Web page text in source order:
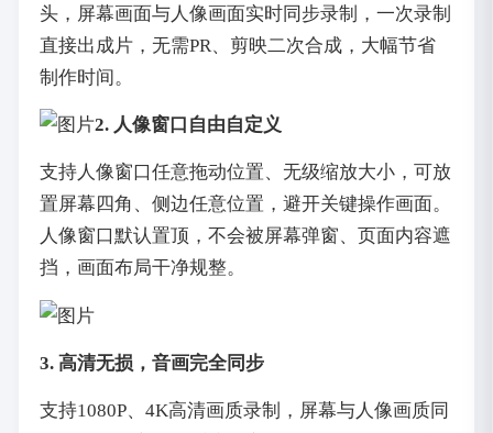
头，屏幕画面与人像画面实时同步录制，一次录制
直接出成片，无需PR、剪映二次合成，大幅节省
制作时间。
2. 人像窗口自由自定义
支持人像窗口任意拖动位置、无级缩放大小，可放
置屏幕四角、侧边任意位置，避开关键操作画面。
人像窗口默认置顶，不会被屏幕弹窗、页面内容遮
挡，画面布局干净规整。
3. 高清无损，音画完全同步
支持1080P、4K高清画质录制，屏幕与人像画质同